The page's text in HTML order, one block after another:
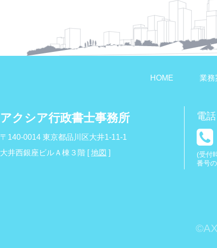
HOME 業務
アクシア行政書士事務所
〒140-0014 東京都品川区大井1-11-1
大井西銀座ビルＡ棟３階 [地図 ]
電
(受付
番号